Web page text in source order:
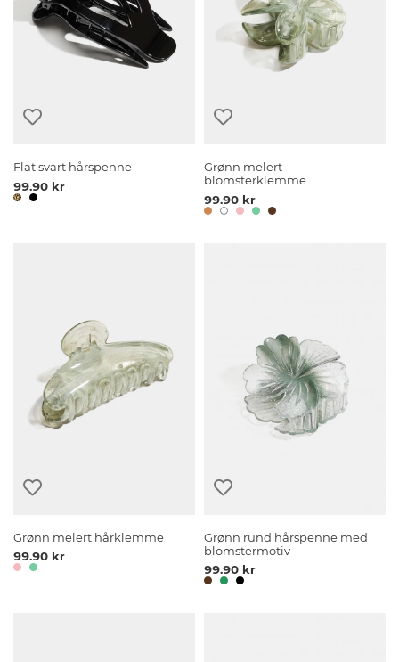
Flat svart hårspenne
99.90 kr
Grønn melert
blomsterklemme
99.90 kr
Grønn melert hårklemme
99.90 kr
Grønn rund hårspenne med
blomstermotiv
99.90 kr